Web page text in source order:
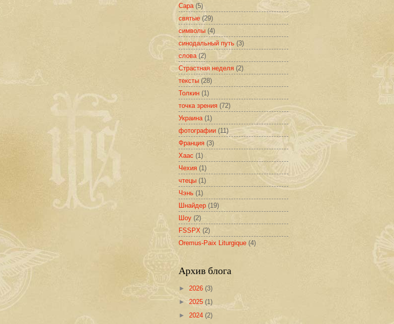
Сара (5)
святые (29)
символы (4)
синодальный путь (3)
слова (2)
Страстная неделя (2)
тексты (28)
Толкин (1)
точка зрения (72)
Украина (1)
фотографии (11)
Франция (3)
Хаас (1)
Чехия (1)
чтецы (1)
Чэнь (1)
Шнайдер (19)
Шоу (2)
FSSPX (2)
Oremus-Paix Liturgique (4)
Архив блога
► 2026 (3)
► 2025 (1)
► 2024 (2)